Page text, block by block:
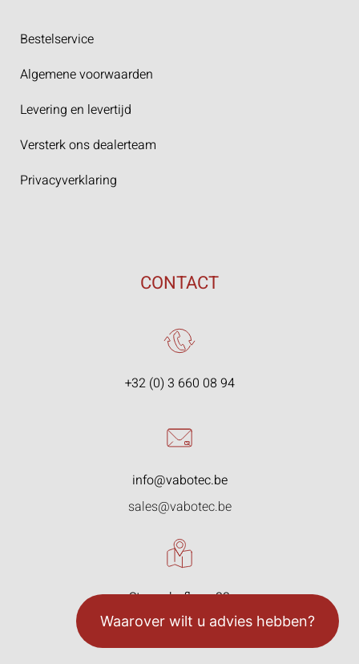
Waarover wilt u advies hebben?
Bestelservice
Algemene voorwaarden
Levering en levertijd
Versterk ons dealerteam
Privacyverklaring
CONTACT
+32 (0) 3 660 08 94
info@vabotec.be
sales@vabotec.be
Starrenhoflaan 33
2950 Kapellen, België